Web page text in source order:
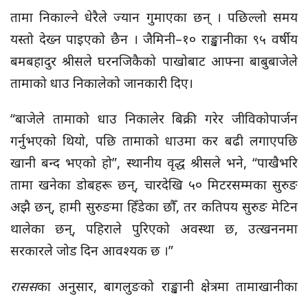
तामा निकाल्ने धेरैले ज्यान गुमाएका छन् । पछिल्लो समय
यस्तो देख्न पाइएको छैन । जैमिनी–१० राङ्खानीका ९५ वर्षीय
बमबहादुर श्रीसले घरनजिकैको पाखोबाट आफ्ना बाबुबाजेले
तामाको धाउ निकालेको जानकारी दिए।
“बाजेले तामाको धाउ निकालेर बिक्री गरेर जीविकोपार्जन
गर्नुभएको थियो, पछि तामाको धाउमा कर बढी लगाएपछि
खानी बन्द भएको हो”, स्थानीय वृद्ध श्रीसले भने, “पाखैभरि
तामा खनेका डोबहरू छन्, चारदेखि ५० मिटरसम्मका सुरुङ
अझै छन्, हामी सुरुङमा हिँडेका छौँ, तर कतिपय सुरुङ मेटिन
थालेका छन्, पहिराले पुरिएको अवस्था छ, उत्खननमा
सरकारले जोड दिन आवश्यक छ ।”
राससका अनुसार, बागलुङको राङ्खानी क्षेत्रमा तामाखानीका